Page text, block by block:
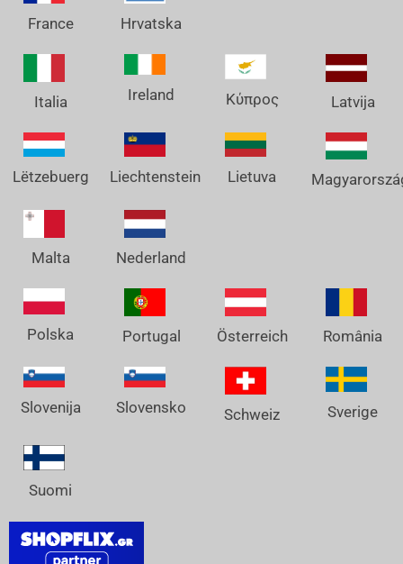
France Hrvatska
Italia Ireland Κύπρος Latvija
Lëtzebuerg Liechtenstein Lietuva
Malta Nederland
Polska Portugal Österreich România
Slovenija Slovensko Schweiz Sverige
Suomi